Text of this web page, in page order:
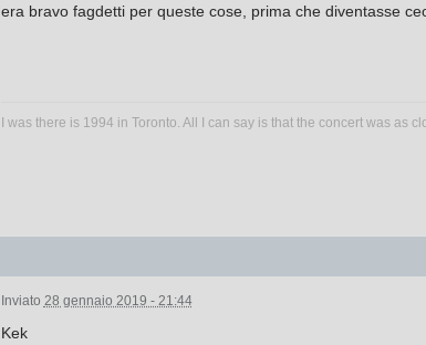
era bravo fagdetti per queste cose, prima che diventasse
I was there is 1994 in Toronto. All I can say is that the concert was as
Inviato 28 gennaio 2019 - 21:44
Kek